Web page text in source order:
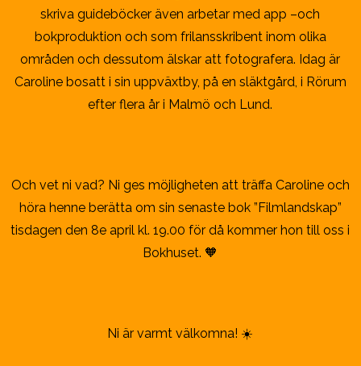
skriva guideböcker även arbetar med app –och
bokproduktion och som frilansskribent inom olika
områden och dessutom älskar att fotografera. Idag är
Caroline bosatt i sin uppväxtby, på en släktgård, i Rörum
efter flera år i Malmö och Lund.
Och vet ni vad? Ni ges möjligheten att träffa Caroline och
höra henne berätta om sin senaste bok ”Filmlandskap”
tisdagen den 8e april kl. 19.00 för då kommer hon till oss i
Bokhuset. 🧡
Ni är varmt välkomna! ☀️